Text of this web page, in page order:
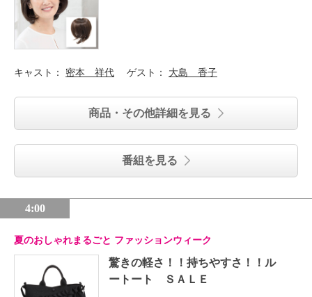
キャスト： 密本 祥代 ゲスト： 大島 香子
商品・その他詳細を見る
番組を見る
4:00
夏のおしゃれまるごと ファッションウィーク
驚きの軽さ！！持ちやすさ！！ル
ートート ＳＡＬＥ